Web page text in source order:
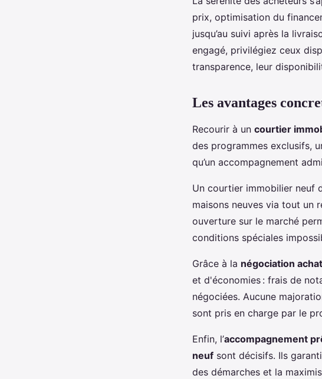
prix, optimisation du
jusqu’au suivi après la
engagé, privilégiez ceux
transparence, leur
Les avantages
Recourir à un courtier
des programmes exclusifs,
qu’un accompagnement
Un courtier immobilier neuf
maisons neuves via tout un
ouverture sur le marché
conditions spéciales
Grâce à la négociation
et d'économies : frais de
négociées. Aucune
sont pris en charge par le
Enfin, l’accompagnement
neuf sont décisifs. Ils
des démarches et la